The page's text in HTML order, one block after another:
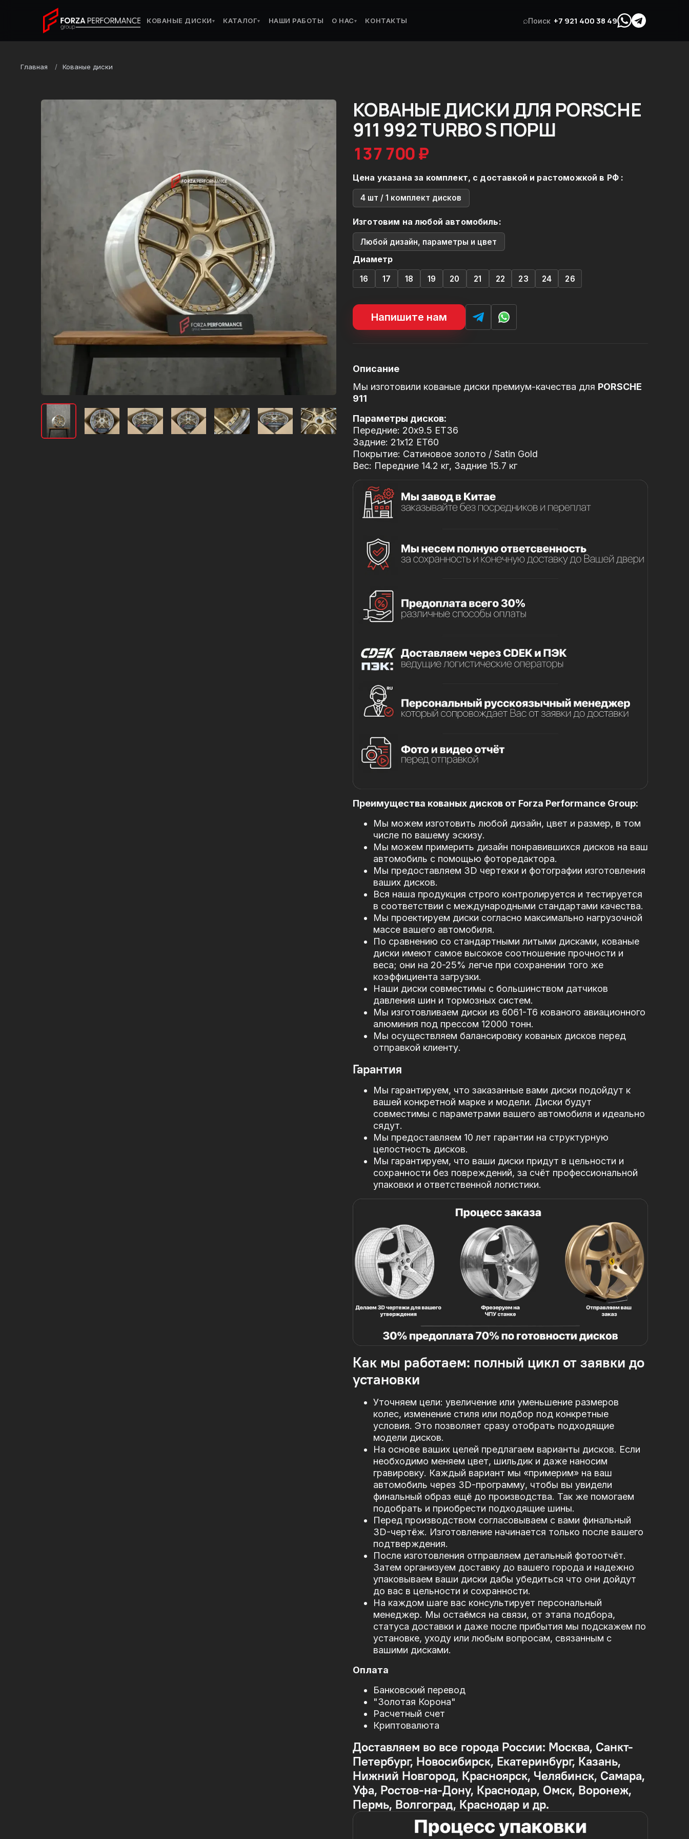
КОВАНЫЕ ДИСКИ▾ КАТАЛОГ▾ НАШИ РАБОТЫ О НАС▾ КОНТАКТЫ ⌕Поиск +7 921 400 38 49
Главная Кованые диски
КОВАНЫЕ ДИСКИ ДЛЯ PORSCHE
911 992 TURBO S ПОРШ
137 700 ₽
Цена указана за комплект, с доставкой и растоможкой в РФ :
4 шт / 1 комплект дисков
Изготовим на любой автомобиль:
Любой дизайн, параметры и цвет
Диаметр
16 17 18 19 20 21 22 23 24 26
Напишите нам
Описание
Мы изготовили кованые диски премиум-качества для PORSCHE
911
Параметры дисков:
Передние: 20x9.5 ET36
Задние: 21x12 ET60
Покрытие: Сатиновое золото / Satin Gold
Вес: Передние 14.2 кг, Задние 15.7 кг
Преимущества кованых дисков от Forza Performance Group:
Мы можем изготовить любой дизайн, цвет и размер, в том
числе по вашему эскизу.
Мы можем примерить дизайн понравившихся дисков на ваш
автомобиль с помощью фоторедактора.
Мы предоставляем 3D чертежи и фотографии изготовления
ваших дисков.
Вся наша продукция строго контролируется и тестируется
в соответствии с международными стандартами качества.
Мы проектируем диски согласно максимально нагрузочной
массе вашего автомобиля.
По сравнению со стандартными литыми дисками, кованые
диски имеют самое высокое соотношение прочности и
веса; они на 20-25% легче при сохранении того же
коэффициента загрузки.
Наши диски совместимы с большинством датчиков
давления шин и тормозных систем.
Мы изготовливаем диски из 6061-T6 кованого авиационного
алюминия под прессом 12000 тонн.
Мы осуществляем балансировку кованых дисков перед
отправкой клиенту.
Гарантия
Мы гарантируем, что заказанные вами диски подойдут к
вашей конкретной марке и модели. Диски будут
совместимы с параметрами вашего автомобиля и идеально
сядут.
Мы предоставляем 10 лет гарантии на структурную
целостность дисков.
Мы гарантируем, что ваши диски придут в цельности и
сохранности без повреждений, за счёт профессиональной
упаковки и ответственной логистики.
Как мы работаем: полный цикл от заявки до
установки
Уточняем цели: увеличение или уменьшение размеров
колес, изменение стиля или подбор под конкретные
условия. Это позволяет сразу отобрать подходящие
модели дисков.
На основе ваших целей предлагаем варианты дисков. Если
необходимо меняем цвет, шильдик и даже наносим
гравировку. Каждый вариант мы «примерим» на ваш
автомобиль через 3D-программу, чтобы вы увидели
финальный образ ещё до производства. Так же помогаем
подобрать и приобрести подходящие шины.
Перед производством согласовываем с вами финальный
3D-чертёж. Изготовление начинается только после вашего
подтверждения.
После изготовления отправляем детальный фотоотчёт.
Затем организуем доставку до вашего города и надежно
упаковываем ваши диски дабы убедиться что они дойдут
до вас в цельности и сохранности.
На каждом шаге вас консультирует персональный
менеджер. Мы остаёмся на связи, от этапа подбора,
статуса доставки и даже после прибытия мы подскажем по
установке, уходу или любым вопросам, связанным с
вашими дисками.
Оплата
Банковский перевод
"Золотая Корона"
Расчетный счет
Криптовалюта
Доставляем во все города России: Москва, Санкт-
Петербург, Новосибирск, Екатеринбург, Казань,
Нижний Новгород, Красноярск, Челябинск, Самара,
Уфа, Ростов-на-Дону, Краснодар, Омск, Воронеж,
Пермь, Волгоград, Краснодар и др.
Porsche